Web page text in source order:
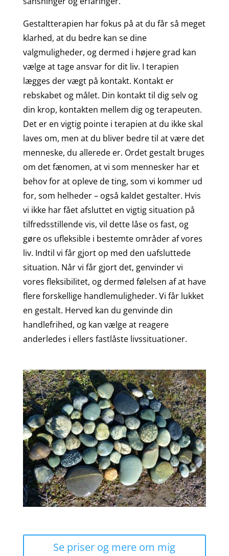
Gestaltterapien har fokus på at du får så meget
klarhed, at du bedre kan se dine
valgmuligheder, og dermed i højere grad kan
vælge at tage ansvar for dit liv. I terapien
lægges der vægt på kontakt. Kontakt er
rebskabet og målet. Din kontakt til dig selv og
din krop, kontakten mellem dig og terapeuten.
Det er en vigtig pointe i terapien at du ikke skal
laves om, men at du bliver bedre til at være det
menneske, du allerede er. Ordet gestalt bruges
om det fænomen, at vi som mennesker har et
behov for at opleve de ting, som vi kommer ud
for, som helheder – også kaldet gestalter. Hvis
vi ikke har fået afsluttet en vigtig situation på
tilfredsstillende vis, vil dette låse os fast, og
gøre os ufleksible i bestemte områder af vores
liv. Indtil vi får gjort op med den uafsluttede
situation. Når vi får gjort det, genvinder vi
vores fleksibilitet, og dermed følelsen af at have
flere forskellige handlemuligheder. Vi får lukket
en gestalt. Herved kan du genvinde din
handlefrihed, og kan vælge at reagere
anderledes i ellers fastlåste livssituationer.
Se priser og mere om mig